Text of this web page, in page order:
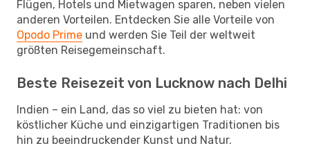
Flügen, Hotels und Mietwagen sparen, neben vielen
anderen Vorteilen. Entdecken Sie alle Vorteile von
Opodo Prime und werden Sie Teil der weltweit
größten Reisegemeinschaft.
Beste Reisezeit von Lucknow nach Delhi
Indien – ein Land, das so viel zu bieten hat: von
köstlicher Küche und einzigartigen Traditionen bis
hin zu beeindruckender Kunst und Natur.